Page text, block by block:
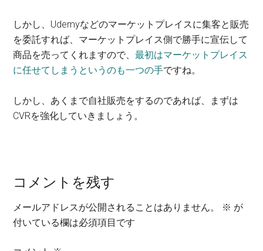
しかし、Udemyなどのマーケットプレイスに集客と販売
を委託すれば、マーケットプレイス側で勝手に宣伝して
商品を売ってくれますので、最初はマーケットプレイス
に任せてしまうというのも一つの手ですね。
しかし、あくまで自社販売をするのであれば、まずは
CVRを強化していきましょう。
Reader
Interactions
コメントを残す
メールアドレスが公開されることはありません。 ※ が
付いている欄は必須項目です